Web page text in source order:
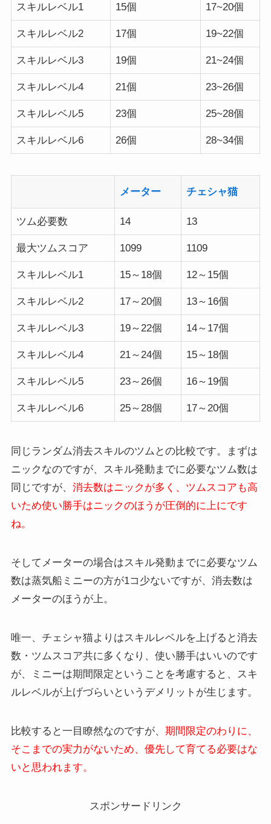
スキルレベル1 15個 17~20個
スキルレベル2 17個 19~22個
スキルレベル3 19個 21~24個
スキルレベル4 21個 23~26個
スキルレベル5 23個 25~28個
スキルレベル6 26個 28~34個
メーター チェシャ猫
ツム必要数 14 13
最大ツムスコア 1099 1109
スキルレベル1 15～18個 12～15個
スキルレベル2 17～20個 13～16個
スキルレベル3 19～22個 14～17個
スキルレベル4 21～24個 15～18個
スキルレベル5 23～26個 16～19個
スキルレベル6 25～28個 17～20個
同じランダム消去スキルのツムとの比較です。まずは
ニックなのですが、スキル発動までに必要なツム数は
同じですが、 消去数はニックが多く、ツムスコアも高
いため使い勝手はニックのほうが圧倒的に上にです
ね。
そしてメーターの場合はスキル発動までに必要なツム
数は蒸気船ミニーの方が1コ少ないですが、消去数は
メーターのほうが上。
唯一、チェシャ猫よりはスキルレベルを上げると消去
数・ツムスコア共に多くなり、使い勝手はいいのです
が、ミニーは期間限定ということを考慮すると、スキ
ルレベルが上げづらいというデメリットが生じます。
比較すると一目瞭然なのですが、 期間限定のわりに、
そこまでの実力がないため、優先して育てる必要はな
いと思われます。
スポンサードリンク